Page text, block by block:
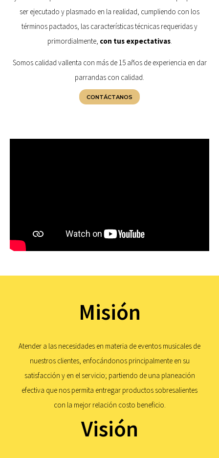
ser ejecutado y plasmado en la realidad, cumpliendo con los
términos pactados, las características técnicas requeridas y
primordialmente, con tus expectativas.
Somos calidad vallenta con más de 15 años de experiencia en dar
parrandas con calidad.
CONTÁCTANOS
Misión
Atender a las necesidades en materia de eventos musicales de
nuestros clientes, enfocándonos principalmente en su
satisfacción y en el servicio; partiendo de una planeación
efectiva que nos permita entregar productos sobresalientes
con la mejor relación costo beneficio.
Visión